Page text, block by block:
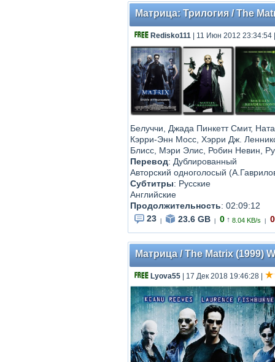
Матрица: Трилогия / The
Redisko111 | 11 Июн 2012 23:34:54
Белуччи, Джада Пинкетт Смит,
Кэрри-Энн Мосс, Хэрри Дж.
Блисс, Мэри Элис, Робин Невин,
Перевод: Дублированный
Авторский одноголосый
Субтитры: Русские
Английские
Продолжительность: 02:09:12
23
23.6 GB 0 ↑ 8.04 KB/s 0
Матрица / The Matrix (1999)
Lyova55 | 17 Дек 2018 19:46:28